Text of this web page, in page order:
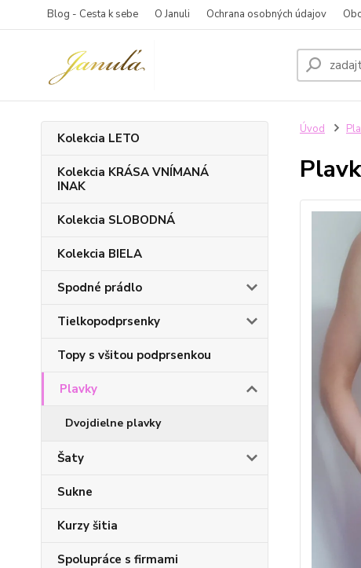
Blog - Cesta k sebe O Januli Ochrana osobných údajov
Kolekcia LETO
Kolekcia KRÁSA VNÍMANÁ
INAK
Kolekcia SLOBODNÁ
Kolekcia BIELA
Spodné prádlo
Tielkopodprsenky
Topy s všitou podprsenkou
Plavky
Dvojdielne plavky
Šaty
Sukne
Kurzy šitia
Spolupráce s firmami
Úvod